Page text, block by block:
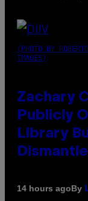
(PHOTO BY
IMAGES)
Zachary
Publicly
Library
14 hours agoBy